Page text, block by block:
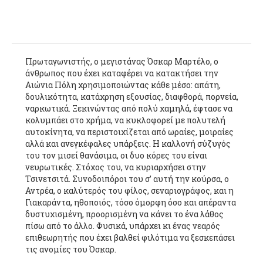
Πρωταγωνιστής, ο μεγιστάνας Όσκαρ Μαρτέλο, ο
άνθρωπος που έχει καταφέρει να κατακτήσει την
Αιώνια Πόλη χρησιμοποιώντας κάθε μέσο: απάτη,
δουλικότητα, κατάχρηση εξουσίας, διαφθορά, πορνεία,
ναρκωτικά. Ξεκινώντας από πολύ χαμηλά, έφτασε να
κολυμπάει στο χρήμα, να κυκλοφορεί με πολυτελή
αυτοκίνητα, να περιστοιχίζεται από ωραίες, μοιραίες
αλλά και ανεγκέφαλες υπάρξεις. Η καλλονή σύζυγός
του τον μισεί θανάσιμα, οι δυο κόρες του είναι
νευρωτικές. Στόχος του, να κυριαρχήσει στην
Τσινετσιτά. Συνοδοιπόροι του σ’ αυτή την κούρσα, ο
Αντρέα, ο καλύτερός του φίλος, σεναριογράφος, και η
Γιακαράντα, ηθοποιός, τόσο όμορφη όσο και απέραντα
δυστυχισμένη, προορισμένη να κάνει το ένα λάθος
πίσω από το άλλο. Φυσικά, υπάρχει κι ένας νεαρός
επιθεωρητής που έχει βαλθεί φιλότιμα να ξεσκεπάσει
τις ανομίες του Όσκαρ.